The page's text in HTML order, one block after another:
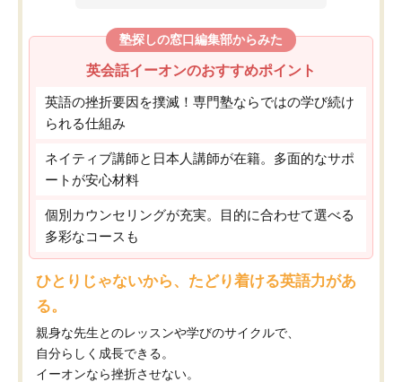
塾探しの窓口編集部からみた
英会話イーオンのおすすめポイント
英語の挫折要因を撲滅！専門塾ならではの学び続け
られる仕組み
ネイティブ講師と日本人講師が在籍。多面的なサポ
ートが安心材料
個別カウンセリングが充実。目的に合わせて選べる
多彩なコースも
ひとりじゃないから、たどり着ける英語力があ
る。
親身な先生とのレッスンや学びのサイクルで、
自分らしく成長できる。
イーオンなら挫折させない。